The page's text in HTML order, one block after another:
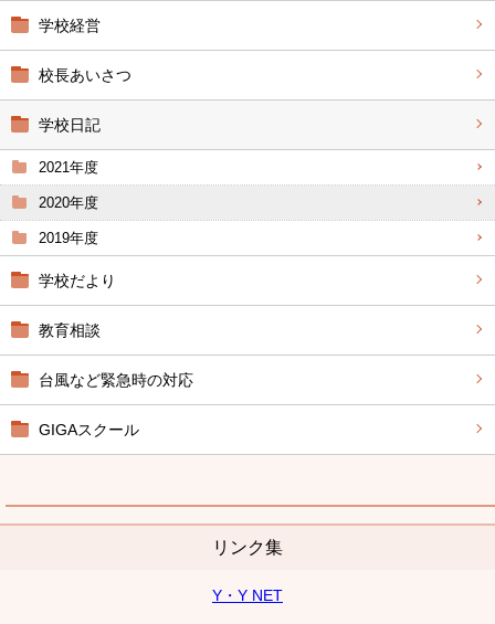
学校経営
校長あいさつ
学校日記
2021年度
2020年度
2019年度
学校だより
教育相談
台風など緊急時の対応
GIGAスクール
リンク集
Y・Y NET